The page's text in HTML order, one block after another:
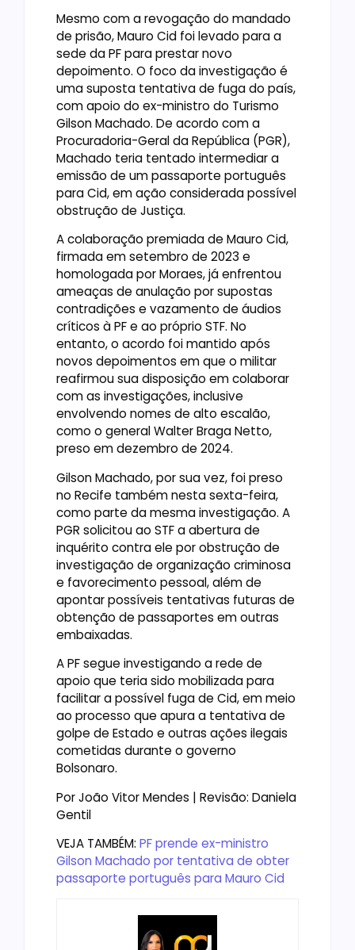
Mesmo com a revogação do mandado
de prisão, Mauro Cid foi levado para a
sede da PF para prestar novo
depoimento. O foco da investigação é
uma suposta tentativa de fuga do país,
com apoio do ex-ministro do Turismo
Gilson Machado. De acordo com a
Procuradoria-Geral da República (PGR),
Machado teria tentado intermediar a
emissão de um passaporte português
para Cid, em ação considerada possível
obstrução de Justiça.
A colaboração premiada de Mauro Cid,
firmada em setembro de 2023 e
homologada por Moraes, já enfrentou
ameaças de anulação por supostas
contradições e vazamento de áudios
críticos à PF e ao próprio STF. No
entanto, o acordo foi mantido após
novos depoimentos em que o militar
reafirmou sua disposição em colaborar
com as investigações, inclusive
envolvendo nomes de alto escalão,
como o general Walter Braga Netto,
preso em dezembro de 2024.
Gilson Machado, por sua vez, foi preso
no Recife também nesta sexta-feira,
como parte da mesma investigação. A
PGR solicitou ao STF a abertura de
inquérito contra ele por obstrução de
investigação de organização criminosa
e favorecimento pessoal, além de
apontar possíveis tentativas futuras de
obtenção de passaportes em outras
embaixadas.
A PF segue investigando a rede de
apoio que teria sido mobilizada para
facilitar a possível fuga de Cid, em meio
ao processo que apura a tentativa de
golpe de Estado e outras ações ilegais
cometidas durante o governo
Bolsonaro.
Por João Vitor Mendes | Revisão: Daniela
Gentil
VEJA TAMBÉM: PF prende ex-ministro
Gilson Machado por tentativa de obter
passaporte português para Mauro Cid